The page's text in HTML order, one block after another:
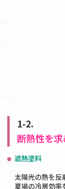
1-2.
断熱性を
遮熱塗料
太陽光の熱を反
夏場の冷房効率